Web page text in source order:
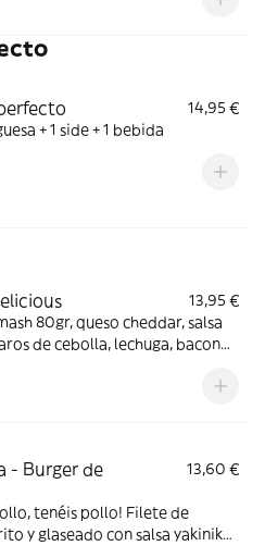
14,95 €
+ 1 side + 1 bebida
13,95 €
80gr, queso cheddar, salsa
de cebolla, lechuga, bacon
- Burger de
13,60 €
tenéis pollo! Filete de
y glaseado con salsa yakiniku,